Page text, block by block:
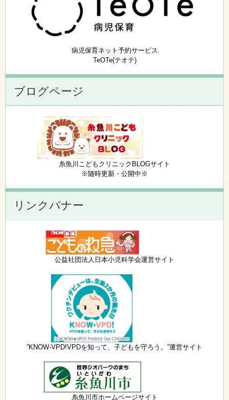
病児保育ネット予約サービス
TeOTe(テオテ)
ブログページ
糸魚川こどもクリニックBLOGサイト
※随時更新・公開中※
リンクバナー
公益社団法人日本小児科学会運営サイト
”KNOW-VPD!VPDを知って、子どもを守ろう。”運営サイト
糸魚川市ホームページサイト